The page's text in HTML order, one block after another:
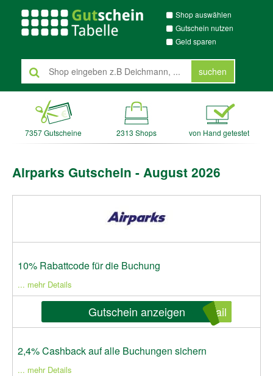
Shop auswählen
Gutschein nutzen
Geld sparen
suchen
7357 Gutscheine 2313 Shops von Hand getestet
Airparks Gutschein - August 2026
10% Rabattcode für die Buchung
... mehr Details
Gutschein anzeigen ail
2,4% Cashback auf alle Buchungen sichern
... mehr Details